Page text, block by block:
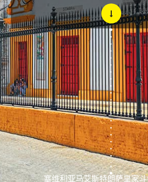
塞维利亚马艾斯特朗萨皇家